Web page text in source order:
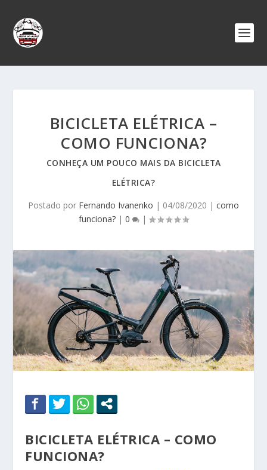
BICICLETA ELÉTRICA –
COMO FUNCIONA?
CONHEÇA UM POUCO MAIS DA BICICLETA
ELÉTRICA?
Postado por Fernando Ivanenko | 04/08/2020 | como
funciona? | 0 |
BICICLETA ELÉTRICA – COMO
FUNCIONA?